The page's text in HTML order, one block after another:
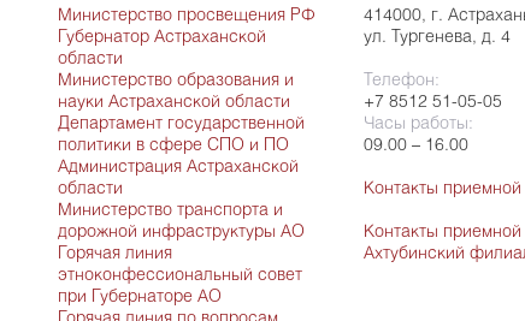
Министерство просвещения РФ
Губернатор Астраханской
области
Министерство образования и
науки Астраханской области
Департамент государственной
политики в сфере СПО и ПО
Администрация Астраханской
области
Министерство транспорта и
дорожной инфраструктуры АО
Горячая линия
этноконфессиональный совет
при Губернаторе АО
414000, г.
ул. Тургенева, д. 4
Телефон:
+7 8512 51-05-05
Часы работы:
09.00 – 16.00
Контакты
Контакты
Ахтубинский